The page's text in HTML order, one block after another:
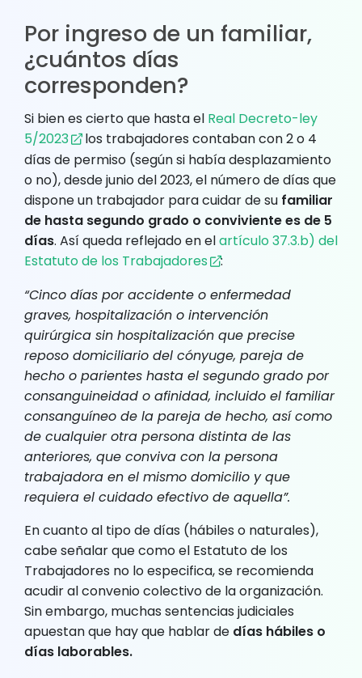
Por ingreso de un familiar,
¿cuántos días
corresponden?
Si bien es cierto que hasta el Real Decreto-ley
5/2023
los trabajadores contaban con 2 o 4
días de permiso (según si había desplazamiento
o no), desde junio del 2023, el número de días que
dispone un trabajador para cuidar de su familiar
de hasta segundo grado o conviviente es de 5
días. Así queda reflejado en elartículo 37.3.b) del
Estatuto de los Trabajadores
:
“Cinco días por accidente o enfermedad
graves, hospitalización o intervención
quirúrgica sin hospitalización que precise
reposo domiciliario del cónyuge, pareja de
hecho o parientes hasta el segundo grado por
consanguineidad o afinidad, incluido el familiar
consanguíneo de la pareja de hecho, así como
de cualquier otra persona distinta de las
anteriores, que conviva con la persona
trabajadora en el mismo domicilio y que
requiera el cuidado efectivo de aquella”.
En cuanto al tipo de días (hábiles o naturales),
cabe señalar que como el Estatuto de los
Trabajadores no lo especifica, se recomienda
acudir al convenio colectivo de la organización.
Sin embargo, muchas sentencias judiciales
apuestan que hay que hablar de días hábiles o
días laborables.